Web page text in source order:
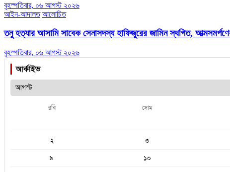
বৃহস্পতিবার, ০৬ আগস্ট ২০২৬
আইন-আদালত আলোচিত
তনু হত্যার আসামি সাবেক সেনাসদস্য হাফিজুরের জামিন স্থগিত,
বৃহস্পতিবার, ০৬ আগস্ট ২০২৬
আর্কাইভ
রবি সোম
২
৩
৯
১০